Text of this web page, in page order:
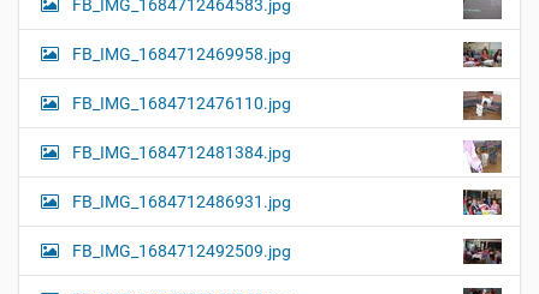
FB_IMG_1684712464583.jpg
FB_IMG_1684712469958.jpg
FB_IMG_1684712476110.jpg
FB_IMG_1684712481384.jpg
FB_IMG_1684712486931.jpg
FB_IMG_1684712492509.jpg